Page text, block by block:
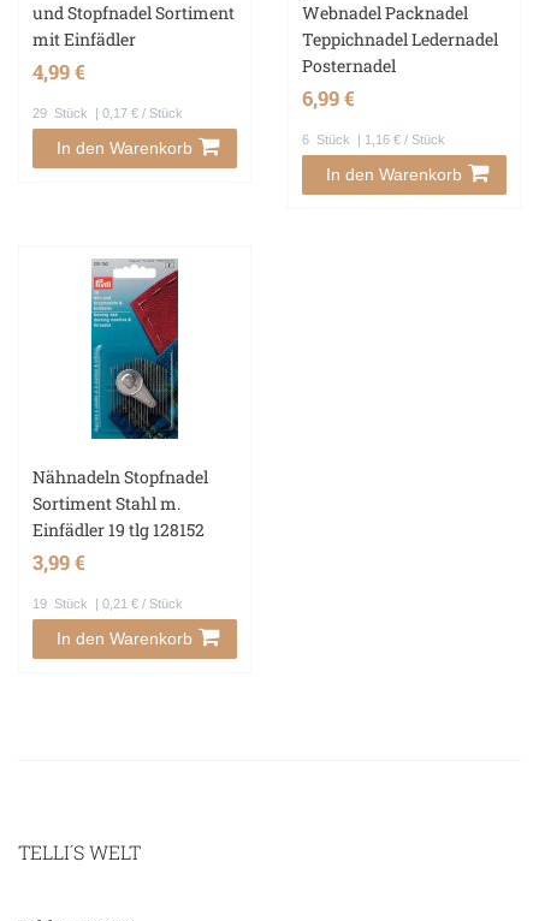
und Stopfnadel Sortiment
mit Einfädler
4,99 €
29 Stück | 0,17 € / Stück
In den Warenkorb
Webnadel Packnadel
Teppichnadel Ledernadel
Posternadel
6,99 €
6 Stück | 1,16 € / Stück
In den Warenkorb
Nähnadeln Stopfnadel
Sortiment Stahl m.
Einfädler 19 tlg 128152
3,99 €
19 Stück | 0,21 € / Stück
In den Warenkorb
TELLI´S WELT